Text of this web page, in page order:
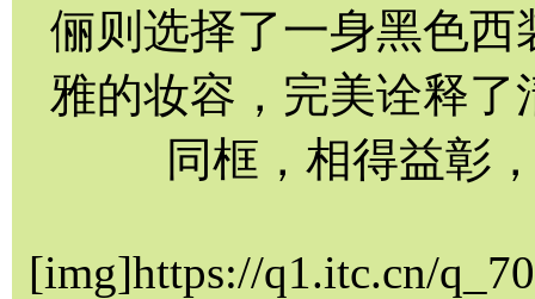
俪则选择了一身黑色
雅的妆容，完美诠释
同框，相得益彰
[img]https://q1.itc.cn/